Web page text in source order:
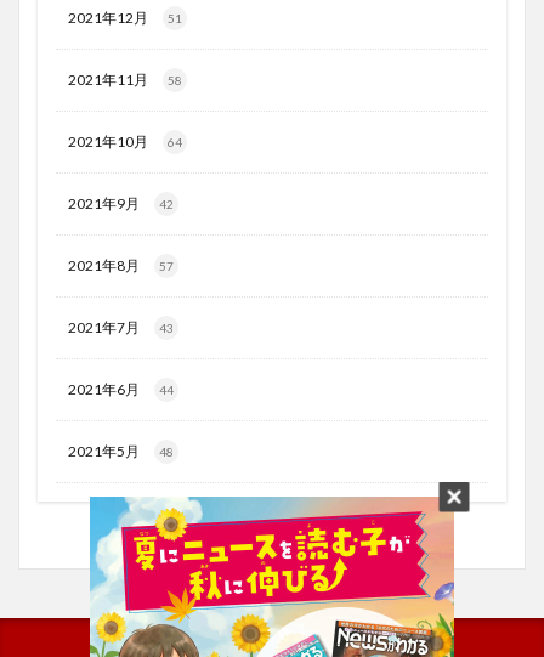
2021年12月 51
2021年11月 58
2021年10月 64
2021年9月 42
2021年8月 57
2021年7月 43
2021年6月 44
2021年5月 48